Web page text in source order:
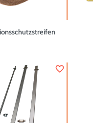
favorite_border